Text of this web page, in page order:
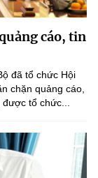
cáo, tin
đã tổ chức Hội
chặn quảng cáo,
tổ chức...